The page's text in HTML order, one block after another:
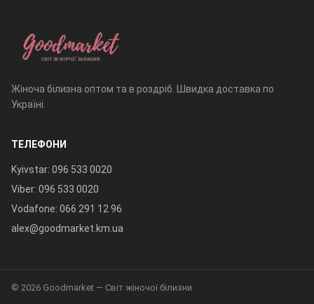
Жіноча білизна оптом та в роздріб. Швидка доставка по
Україні.
ТЕЛЕФОНИ
Kyivstar: 096 533 0020
Viber: 096 533 0020
Vodafone: 066 291 12 96
alex@goodmarket.km.ua
© 2026 Goodmarket — Світ жіночої білизни